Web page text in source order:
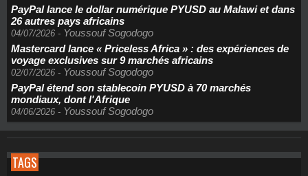
PayPal lance le dollar numérique PYUSD au Malawi et dans
26 autres pays africains
04/07/2026 - Youssouf Sogodogo
Mastercard lance « Priceless Africa » : des expériences de
voyage exclusives sur 9 marchés africains
02/07/2026 - Youssouf Sogodogo
PayPal étend son stablecoin PYUSD à 70 marchés
mondiaux, dont l'Afrique
04/06/2026 - Youssouf Sogodogo
TAGS